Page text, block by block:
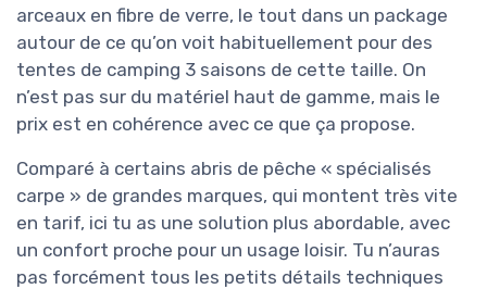
arceaux en fibre de verre, le tout dans un package
autour de ce qu’on voit habituellement pour des
tentes de camping 3 saisons de cette taille. On
n’est pas sur du matériel haut de gamme, mais le
prix est en cohérence avec ce que ça propose.
Comparé à certains abris de pêche « spécialisés
carpe » de grandes marques, qui montent très vite
en tarif, ici tu as une solution plus abordable, avec
un confort proche pour un usage loisir. Tu n’auras
pas forcément tous les petits détails techniques